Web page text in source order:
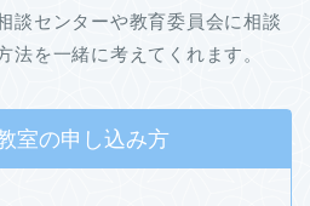
談センターや教育委員会に相談
法を一緒に考えてくれます。
室の申し込み方